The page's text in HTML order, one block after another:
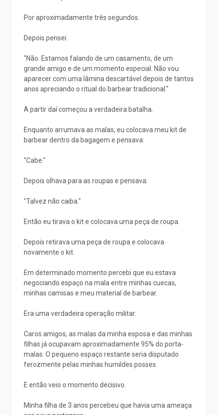
Por aproximadamente três segundos.
Depois pensei:
"Não. Estamos falando de um casamento, de um
grande amigo e de um momento especial. Não vou
aparecer com uma lâmina descartável depois de tantos
anos apreciando o ritual do barbear tradicional."
A partir daí começou a verdadeira batalha.
Enquanto arrumava as malas, eu colocava meu kit de
barbear dentro da bagagem e pensava:
"Cabe."
Depois olhava para as roupas e pensava:
"Talvez não caiba."
Então eu tirava o kit e colocava uma peça de roupa.
Depois retirava uma peça de roupa e colocava
novamente o kit.
Em determinado momento percebi que eu estava
negociando espaço na mala entre minhas cuecas,
minhas camisas e meu material de barbear.
Era uma verdadeira operação militar.
Caros amigos, as malas da minha esposa e das minhas
filhas já ocupavam aproximadamente 95% do porta-
malas. O pequeno espaço restante seria disputado
ferozmente pelas minhas humildes posses.
E então veio o momento decisivo.
Minha filha de 3 anos percebeu que havia uma ameaça